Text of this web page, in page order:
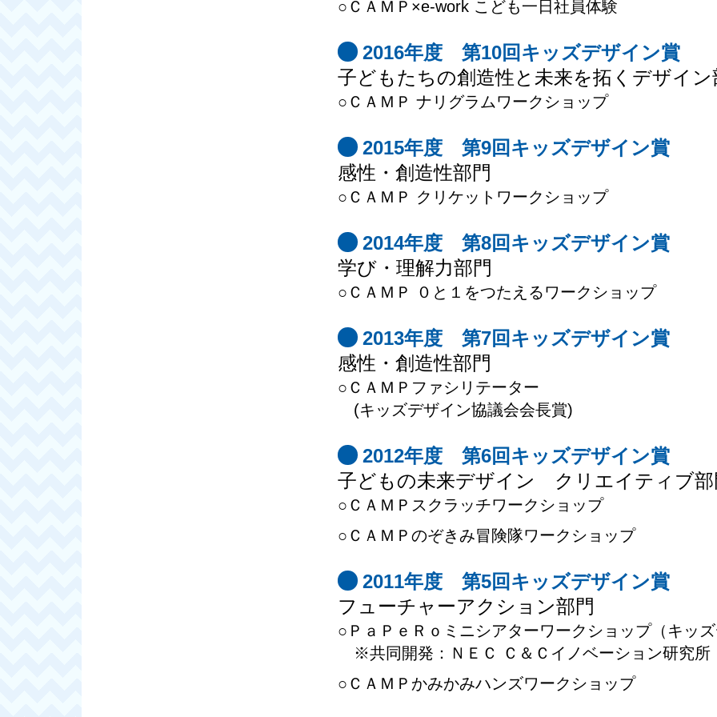
○ＣＡＭＰ×e-work こども一日社員体験
2016年度 第10回キッズデザイン賞
子どもたちの創造性と未来を拓くデザイン
○ＣＡＭＰ ナリグラムワークショップ
2015年度 第9回キッズデザイン賞
感性・創造性部門
○ＣＡＭＰ クリケットワークショップ
2014年度 第8回キッズデザイン賞
学び・理解力部門
○ＣＡＭＰ ０と１をつたえるワークショップ
2013年度 第7回キッズデザイン賞
感性・創造性部門
○ＣＡＭＰファシリテーター
(キッズデザイン協議会会長賞)
2012年度 第6回キッズデザイン賞
子どもの未来デザイン クリエイティブ部
○ＣＡＭＰスクラッチワークショップ
○ＣＡＭＰのぞきみ冒険隊ワークショップ
2011年度 第5回キッズデザイン賞
フューチャーアクション部門
○ＰａＰｅＲｏミニシアターワークショップ（キッ
※共同開発：ＮＥＣ Ｃ＆Ｃイノベーション研究所
○ＣＡＭＰかみかみハンズワークショップ